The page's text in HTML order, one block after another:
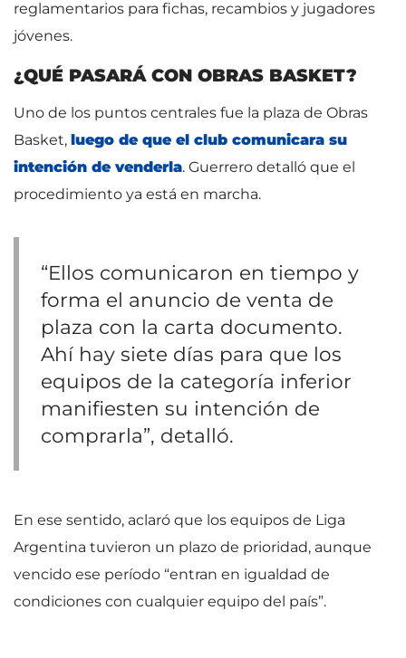
reglamentarios para fichas, recambios y jugadores
jóvenes.
¿QUÉ PASARÁ CON OBRAS BASKET?
Uno de los puntos centrales fue la plaza de Obras
Basket, luego de que el club comunicara su
intención de venderla. Guerrero detalló que el
procedimiento ya está en marcha.
“Ellos comunicaron en tiempo y
forma el anuncio de venta de
plaza con la carta documento.
Ahí hay siete días para que los
equipos de la categoría inferior
manifiesten su intención de
comprarla”, detalló.
En ese sentido, aclaró que los equipos de Liga
Argentina tuvieron un plazo de prioridad, aunque
vencido ese período “entran en igualdad de
condiciones con cualquier equipo del país”.